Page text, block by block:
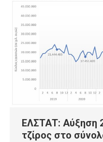
ΕΛΣΤΑΤ: Αύξηση
τζίρος στο